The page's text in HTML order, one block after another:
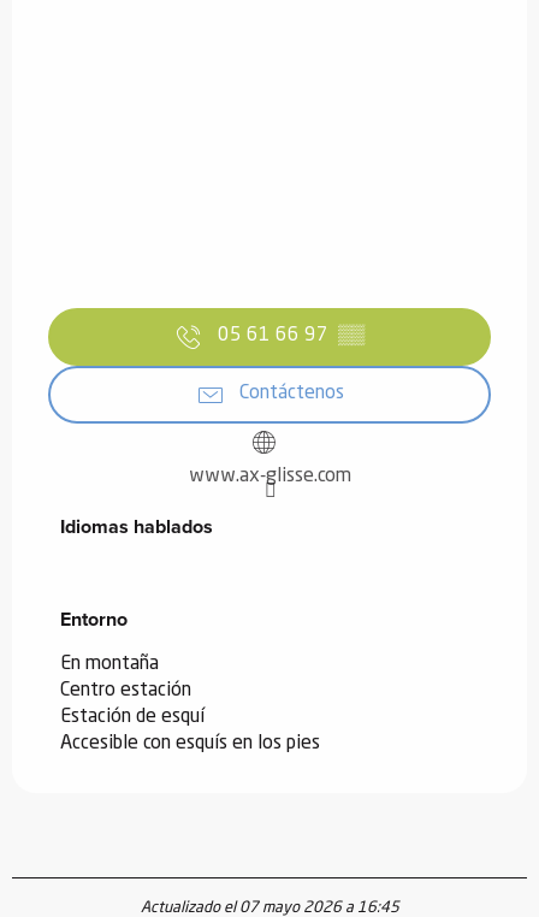
05 61 66 97 ▒▒
Contáctenos
www.ax-glisse.com
Idiomas hablados
Idiomas hablados
Entorno
Entorno
En montaña
Centro estación
Estación de esquí
Accesible con esquís en los pies
Actualizado el 07 mayo 2026 a 16:45